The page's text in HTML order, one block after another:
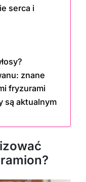
serca i
znane
fryzurami
są aktualnym